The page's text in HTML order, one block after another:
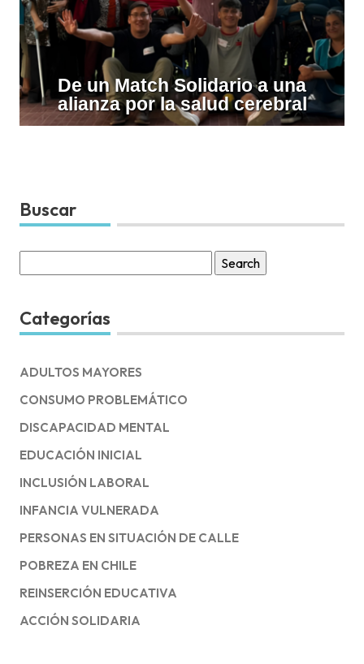
De un Match Solidario a una
alianza por la salud cerebral
Buscar
for:
Categorías
ADULTOS MAYORES
CONSUMO PROBLEMÁTICO
DISCAPACIDAD MENTAL
EDUCACIÓN INICIAL
INCLUSIÓN LABORAL
INFANCIA VULNERADA
PERSONAS EN SITUACIÓN DE CALLE
POBREZA EN CHILE
REINSERCIÓN EDUCATIVA
ACCIÓN SOLIDARIA